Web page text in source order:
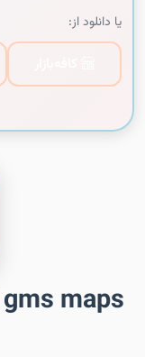
یا دانلود از:
maps